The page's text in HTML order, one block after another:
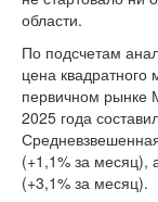
области.
По подсчетам
цена квадратного
первичном рынке
2025 года
(+1,1% за месяц),
(+3,1% за месяц).